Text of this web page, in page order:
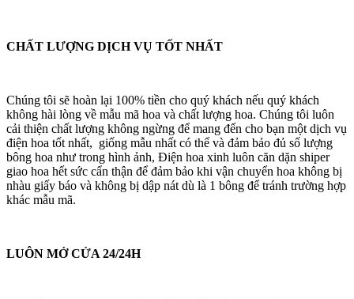
CHẤT LƯỢNG DỊCH VỤ TỐT NHẤT
Chúng tôi sẽ hoàn lại 100% tiền cho quý khách nếu quý khách
không hài lòng về mẫu mã hoa và chất lượng hoa. Chúng tôi luôn
cải thiện chất lượng không ngừng để mang đến cho bạn một dịch vụ
điện hoa tốt nhất, giống mẫu nhất có thể và đảm bảo đủ số lượng
bông hoa như trong hình ảnh, Điện hoa xinh luôn căn dặn shiper
giao hoa hết sức cẩn thận để đảm bảo khi vận chuyển hoa không bị
nhàu giấy báo và không bị dập nát dù là 1 bông để tránh trường hợp
khác mẫu mã.
LUÔN MỞ CỬA 24/24H